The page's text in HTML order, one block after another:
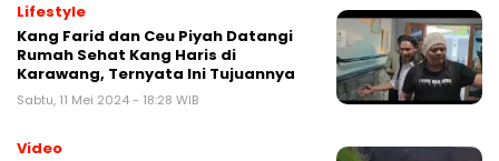
Lifestyle
Kang Farid dan Ceu Piyah Datangi
Rumah Sehat Kang Haris di
Karawang, Ternyata Ini Tujuannya
Sabtu, 11 Mei 2024 - 18:28 WIB
Video